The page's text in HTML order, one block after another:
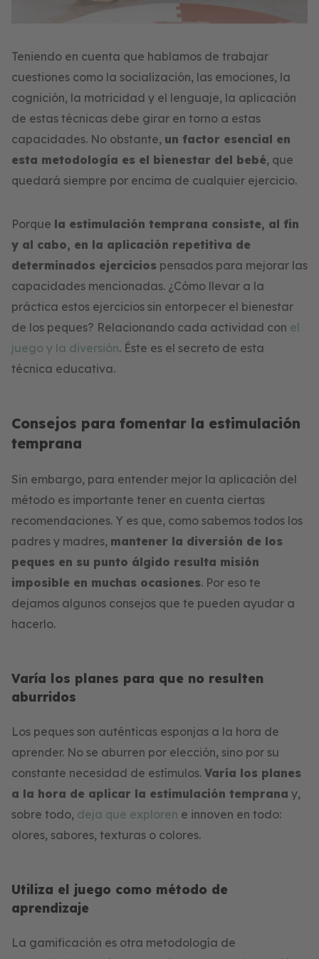
Teniendo en cuenta que hablamos de trabajar
cuestiones como la socialización, las emociones, la
cognición, la motricidad y el lenguaje, la aplicación
de estas técnicas debe girar en torno a estas
capacidades. No obstante, un factor esencial en
esta metodología es el bienestar del bebé, que
quedará siempre por encima de cualquier ejercicio.
Porque la estimulación temprana consiste, al fin
y al cabo, en la aplicación repetitiva de
determinados ejercicios pensados para mejorar las
capacidades mencionadas. ¿Cómo llevar a la
práctica estos ejercicios sin entorpecer el bienestar
de los peques? Relacionando cada actividad con el
juego y la diversión. Éste es el secreto de esta
técnica educativa.
Consejos para fomentar la estimulación
temprana
Sin embargo, para entender mejor la aplicación del
método es importante tener en cuenta ciertas
recomendaciones. Y es que, como sabemos todos los
padres y madres, mantener la diversión de los
peques en su punto álgido resulta misión
imposible en muchas ocasiones. Por eso te
dejamos algunos consejos que te pueden ayudar a
hacerlo.
Varía los planes para que no resulten
aburridos
Los peques son auténticas esponjas a la hora de
aprender. No se aburren por elección, sino por su
constante necesidad de estímulos. Varía los planes
a la hora de aplicar la estimulación temprana y,
sobre todo, deja que exploren e innoven en todo:
olores, sabores, texturas o colores.
Utiliza el juego como método de
aprendizaje
La gamificación es otra metodología de